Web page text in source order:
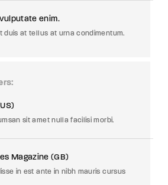
enim.
duis at tellus at urna condimentum.
sit amet nulla facilisi morbi.
Magazine (GB)
in est ante in nibh mauris cursus